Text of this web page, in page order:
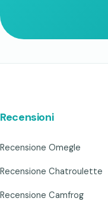
Recensioni
Recensione Omegle
Recensione Chatroulette
Recensione Camfrog